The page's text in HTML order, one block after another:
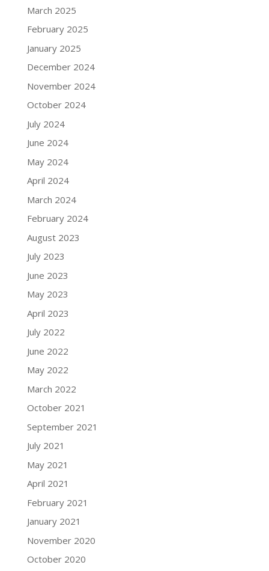
March 2025
February 2025
January 2025
December 2024
November 2024
October 2024
July 2024
June 2024
May 2024
April 2024
March 2024
February 2024
August 2023
July 2023
June 2023
May 2023
April 2023
July 2022
June 2022
May 2022
March 2022
October 2021
September 2021
July 2021
May 2021
April 2021
February 2021
January 2021
November 2020
October 2020